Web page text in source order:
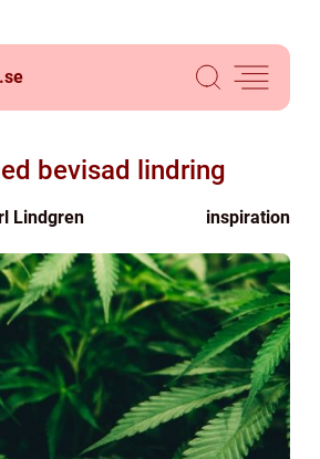
se
bevisad lindring
Lindgren inspiration